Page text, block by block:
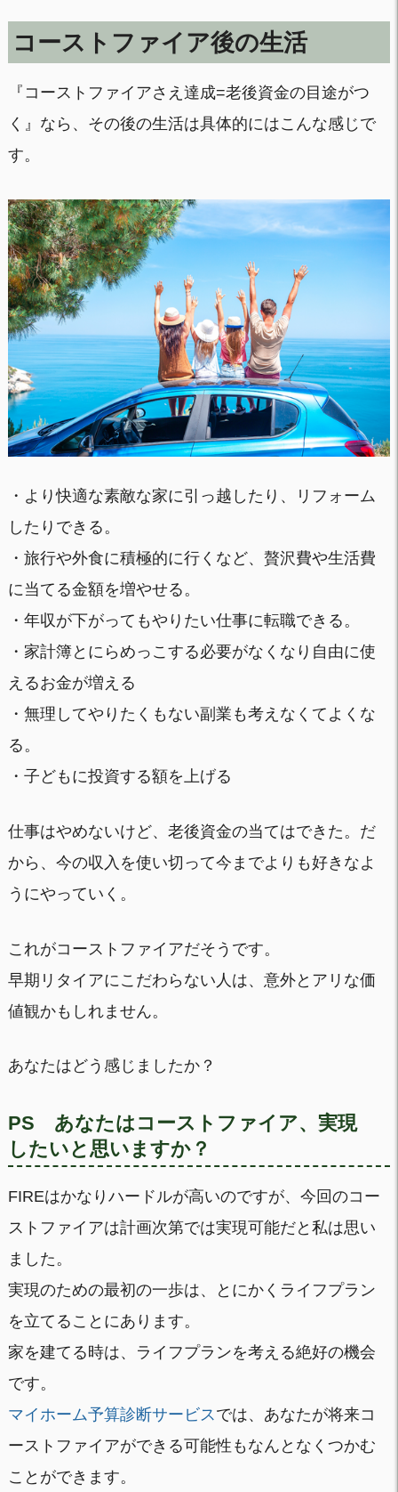
コーストファイア後の生活
『コーストファイアさえ達成=老後資金の目途がつ
く』なら、その後の生活は具体的にはこんな感じで
す。
・より快適な素敵な家に引っ越したり、リフォーム
したりできる。
・旅行や外食に積極的に行くなど、贅沢費や生活費
に当てる金額を増やせる。
・年収が下がってもやりたい仕事に転職できる。
・家計簿とにらめっこする必要がなくなり自由に使
えるお金が増える
・無理してやりたくもない副業も考えなくてよくな
る。
・子どもに投資する額を上げる
仕事はやめないけど、老後資金の当てはできた。だ
から、今の収入を使い切って今までよりも好きなよ
うにやっていく。
これがコーストファイアだそうです。
早期リタイアにこだわらない人は、意外とアリな価
値観かもしれません。
あなたはどう感じましたか？
PS あなたはコーストファイア、実現
したいと思いますか？
FIREはかなりハードルが高いのですが、今回のコー
ストファイアは計画次第では実現可能だと私は思い
ました。
実現のための最初の一歩は、とにかくライフプラン
を立てることにあります。
家を建てる時は、ライフプランを考える絶好の機会
です。
マイホーム予算診断サービス では、あなたが将来コ
ーストファイアができる可能性もなんとなくつかむ
ことができます。